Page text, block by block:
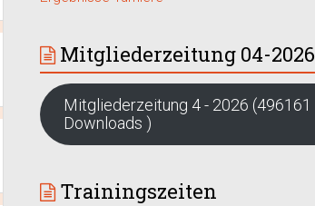
Mitgliederzeitung 04-2026
Mitgliederzeitung 4 - 2026 (496161
Downloads )
Trainingszeiten